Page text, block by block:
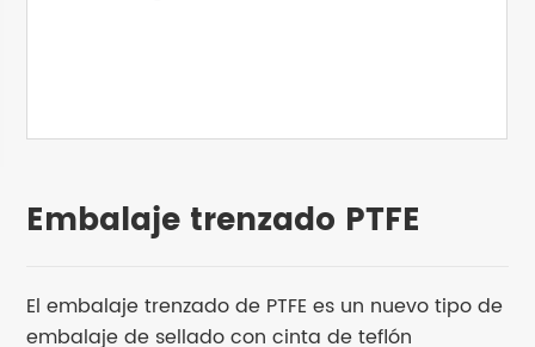
Embalaje trenzado PTFE
El embalaje trenzado de PTFE es un nuevo tipo de
embalaje de sellado con cinta de teflón